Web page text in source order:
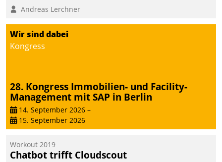
Andreas Lerchner
Wir sind dabei
Kongress
28. Kongress Immobilien- und Facility-
Management mit SAP in Berlin
14. September 2026 –
15. September 2026
Workout 2019
Chatbot trifft Cloudscout